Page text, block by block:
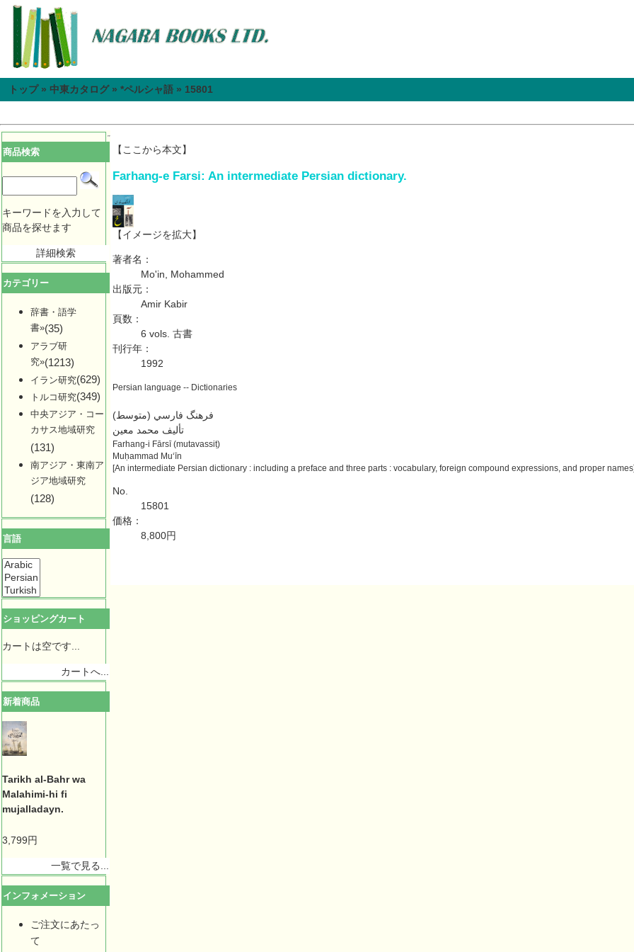
トップ» 中東カタログ» *ペルシャ語 » 15801
商品検索
キーワードを入力して
商品を探せます
詳細検索
カテゴリー
辞書・語学
書»(35)
アラブ研
究»(1213)
イラン研究(629)
トルコ研究(349)
中央アジア・コー
カサス地域研究
(131)
南アジア・東南ア
ジア地域研究
(128)
言語
ショッピングカート
カートは空です...
カートへ...
新着商品
Tarikh al-Bahr wa
Malahimi-hi fi
mujalladayn.
3,799円
一覧で見る...
インフォメーション
ご注文にあたっ
て
【ここから本文】
Farhang-e Farsi: An intermediate Persian dictionary.
【イメージを拡大】
著者名：
Mo'in, Mohammed
出版元：
Amir Kabir
頁数：
6 vols. 古書
刊行年：
1992
Persian language -- Dictionaries
(فرهنگ فارسي (متوسط
تأليف محمد معين
Farhang-i Fārsī (mutavassiṭ)
Muḥammad Muʻīn
[An intermediate Persian dictionary : including a preface and three parts : vocabulary, foreign compound expressions, and proper
No.
15801
価格：
8,800円